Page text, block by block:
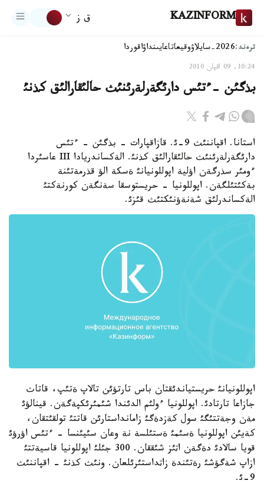
KAZINFORM ق ز
ترەند:2026-سايلاۋ وقيعاتاعايىنداۋاقوردا
10:24, 09 اقپان 2010
بذگئن -ءتئس دارئگةرلةرئنئث حالئقارالئق كذنئ
استانا. اقپاننئث 9-ئ. قازاقپارات - بذگئن - ءتئس
دارئگةرلةرئنئث حالئقارالئق كذنئ. الةكساندريادا III عاسئردا
ءومئر سذرگةن اؤلية اپوللونيانئ ةسكة الؤ قذرمةتئنة
بةكئتئلگةن. اپوللونيا - حريستوسقا سةنگةن كورنةكتئ
الةكساندرلئق شةنةؤنئكتئث قئزئ.
اپوللونيانئ حريستياندئقتان باس تارتؤئن تالاپ ةتئپ، قاتاث
جازاعا تارتادئ. اپوللونيا ءولئم الدئندا شئمئرئكپةگةن. قينالؤئ
مةن وجةتتئگئ سول كةزدةگئ زامانداستارئن قاتتئ تولقئتقان،
كةيئن اپوللونيا ةسئمئ ةستئلسة نة وعان سئيئنسا - ءتئس اؤرؤئ
قويا سالادئ دةگةن اثئز شئققان. 300 جئلئ اپوللونيا قاسيةتتئ
ازاپ شةگؤشئ رةتئندة زاثداستئرئلعان. ونئث كذنئ - اقپاننئث
9-ئ.